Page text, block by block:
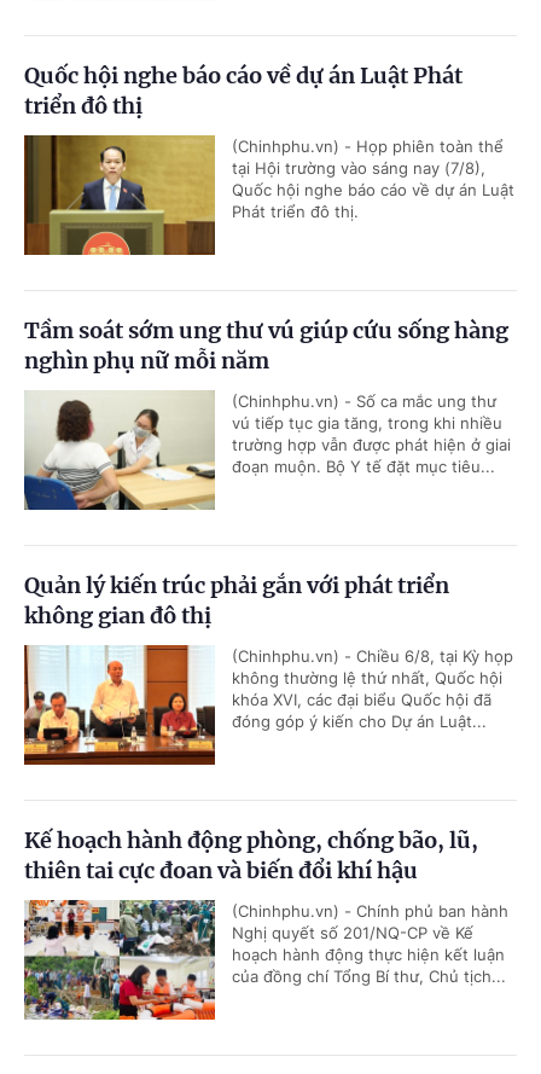
Quốc hội nghe báo cáo về dự án Luật Phát
triển đô thị
(Chinhphu.vn) - Họp phiên toàn thể
tại Hội trường vào sáng nay (7/8),
Quốc hội nghe báo cáo về dự án Luật
Phát triển đô thị.
Tầm soát sớm ung thư vú giúp cứu sống hàng
nghìn phụ nữ mỗi năm
(Chinhphu.vn) - Số ca mắc ung thư
vú tiếp tục gia tăng, trong khi nhiều
trường hợp vẫn được phát hiện ở giai
đoạn muộn. Bộ Y tế đặt mục tiêu...
Quản lý kiến trúc phải gắn với phát triển
không gian đô thị
(Chinhphu.vn) - Chiều 6/8, tại Kỳ họp
không thường lệ thứ nhất, Quốc hội
khóa XVI, các đại biểu Quốc hội đã
đóng góp ý kiến cho Dự án Luật...
Kế hoạch hành động phòng, chống bão, lũ,
thiên tai cực đoan và biến đổi khí hậu
(Chinhphu.vn) - Chính phủ ban hành
Nghị quyết số 201/NQ-CP về Kế
hoạch hành động thực hiện kết luận
của đồng chí Tổng Bí thư, Chủ tịch...